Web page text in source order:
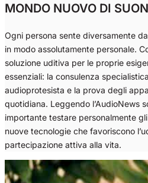
MONDO NUOVO DI
Ogni persona sente diversamente
in modo assolutamente personale.
soluzione uditiva per le proprie
essenziali: la consulenza
audioprotesista e la prova degli
quotidiana. Leggendo l’AudioNews
importante testare personalmente
nuove tecnologie che favoriscono
partecipazione attiva alla vita.